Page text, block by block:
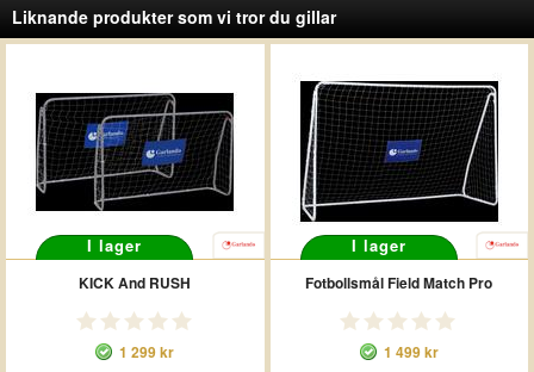
Liknande produkter som vi tror du gillar
I lager
KICK And RUSH
1 299 kr
I lager
Fotbollsmål Field Match Pro
1 499 kr